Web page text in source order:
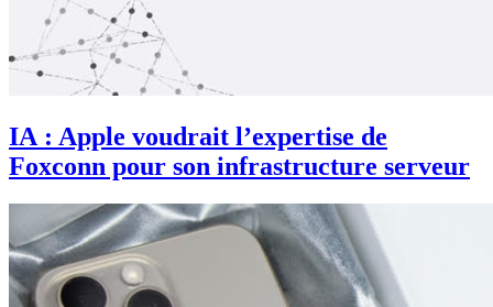
IA : Apple voudrait l’expertise de
Foxconn pour son infrastructure serveur